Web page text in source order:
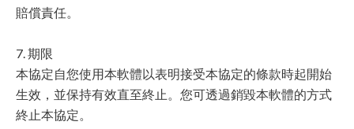
賠償責任。
7. 期限
本協定自您使用本軟體以表明接受本協定的條款時起開始
生效，並保持有效直至終止。您可透過銷毀本軟體的方式
終止本協定。